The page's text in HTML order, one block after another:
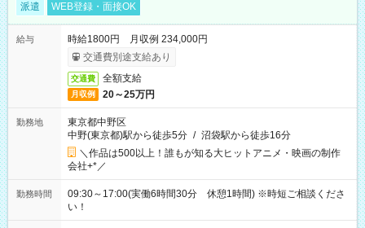
派遣 WEB登録・面接OK
給与
時給1800円 月収例 234,000円
交通費別途支給あり
交通費 全額支給
月収例 20～25万円
勤務地
東京都中野区
中野(東京都)駅から徒歩5分 / 沼袋駅から徒歩16分
＼作品は500以上！誰もが知る大ヒットアニメ・映画の制作
会社+*／
勤務時間
09:30～17:00(実働6時間30分 休憩1時間) ※時短ご相談くださ
い！